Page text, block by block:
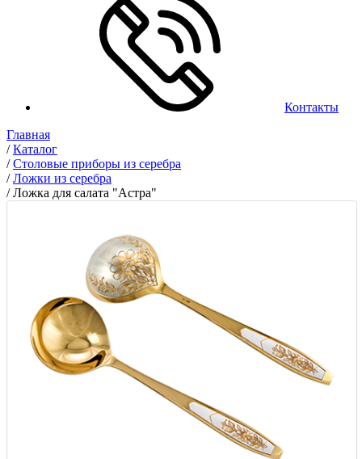
Контакты
Главная
/Каталог
/Столовые приборы из серебра
/Ложки из серебра
/Ложка для салата "Астра"